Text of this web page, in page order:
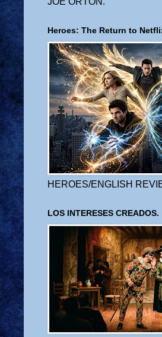
Heroes: The Return to
HEROES/ENGLISH
LOS INTERESES CREADOS.